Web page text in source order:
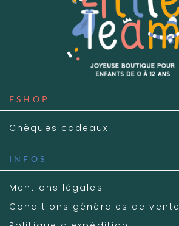
ESHOP
Chèques cadeaux
INFOS
Mentions légales
Conditions générales de vente